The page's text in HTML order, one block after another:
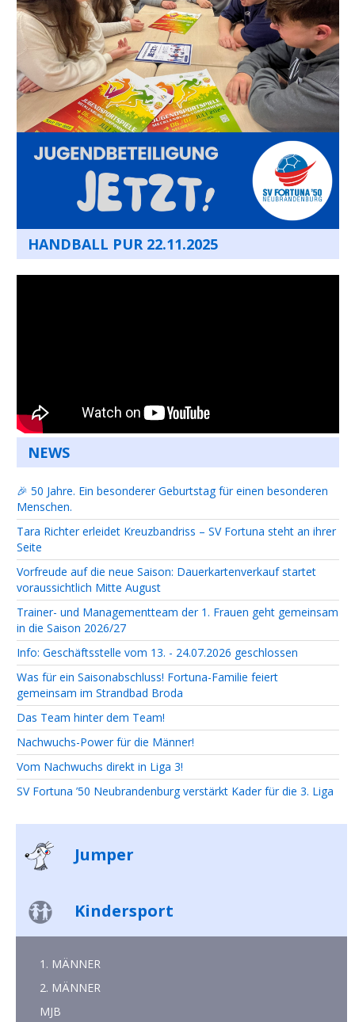
HANDBALL PUR 22.11.2025
NEWS
🎉 50 Jahre. Ein besonderer Geburtstag für einen besonderen
Menschen.
Tara Richter erleidet Kreuzbandriss – SV Fortuna steht an ihrer
Seite
Vorfreude auf die neue Saison: Dauerkartenverkauf startet
voraussichtlich Mitte August
Trainer- und Managementteam der 1. Frauen geht gemeinsam
in die Saison 2026/27
Info: Geschäftsstelle vom 13. - 24.07.2026 geschlossen
Was für ein Saisonabschluss! Fortuna-Familie feiert
gemeinsam im Strandbad Broda
Das Team hinter dem Team!
Nachwuchs-Power für die Männer!
Vom Nachwuchs direkt in Liga 3!
SV Fortuna ’50 Neubrandenburg verstärkt Kader für die 3. Liga
Jumper
Kindersport
1. MÄNNER
2. MÄNNER
MJB